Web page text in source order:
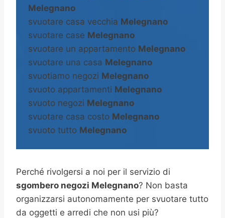
Melegnano
svuotare casa vecchia Melegnano
svuotare case Melegnano
svuotare un appartamento Melegnano
svuotare una casa Melegnano
svuotiamo negozi Melegnano
svuoto appartamenti Melegnano
svuoto negozi Melegnano
svuotare casa costo Melegnano
svuoto tutto Melegnano
Perché rivolgersi a noi per il servizio di
sgombero negozi Melegnano? Non basta
organizzarsi autonomamente per svuotare tutto
da oggetti e arredi che non usi più?